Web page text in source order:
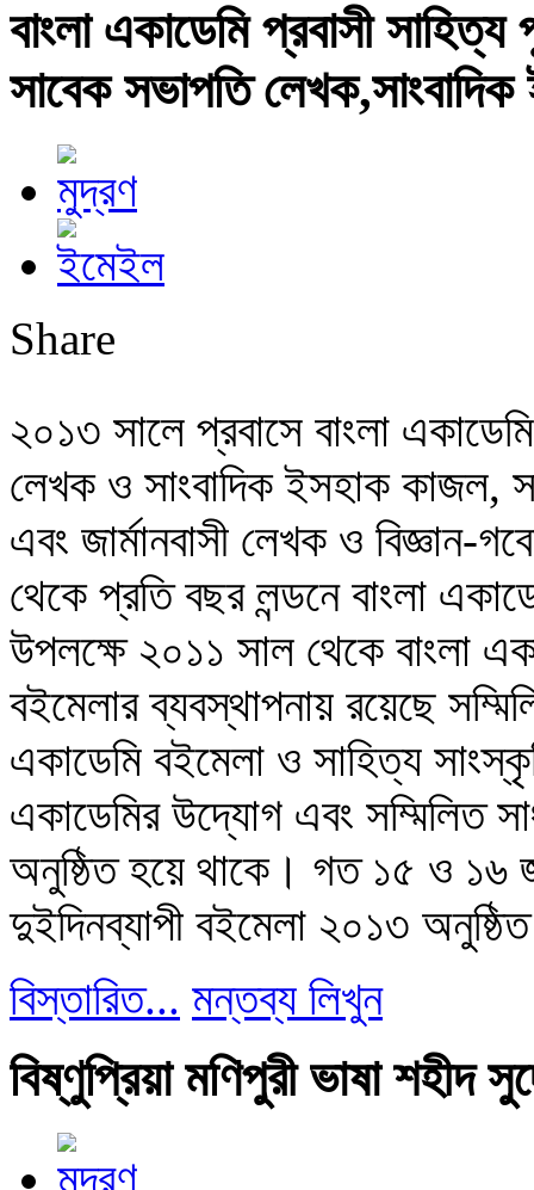
বাংলা একাডেমি প্রবাসী
সাবেক সভাপতি
Share
২০১৩ সালে প্রবাসে বাংলা
লেখক ও সাংবাদিক ইসহাক
এবং জার্মানবাসী লেখক ও বিজ্ঞান-
থেকে প্রতি বছর লন্ডনে বাংলা
উপলক্ষে ২০১১ সাল থেকে বাংলা
বইমেলার ব্যবস্থাপনায় রয়েছে
একাডেমি বইমেলা ও সাহিত্য
একাডেমির উদ্যোগ এবং সম্মিলিত
অনুষ্ঠিত হয়ে থাকে। গত ১৫ ও ১৬ জুন
দুইদিনব্যাপী বইমেলা ২০১৩
বিস্তারিত... মন্তব্য লিখুন
বিষ্ণুপ্রিয়া মণিপুরী ভাষা শহীদ